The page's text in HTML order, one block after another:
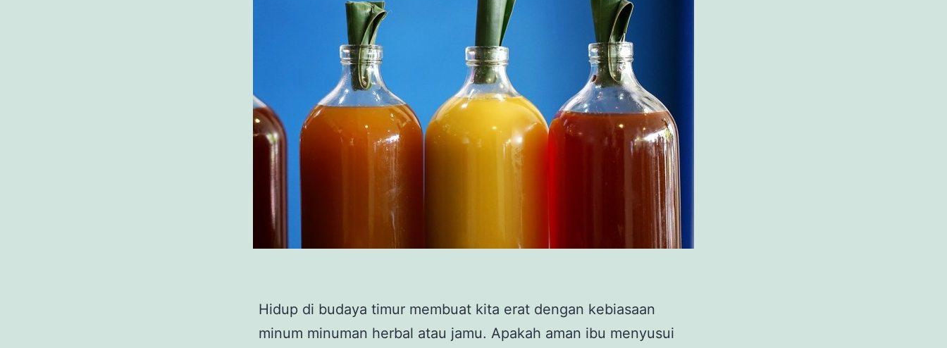
Hidup di budaya timur membuat kita erat dengan kebiasaan
minum minuman herbal atau jamu. Apakah aman ibu menyusui